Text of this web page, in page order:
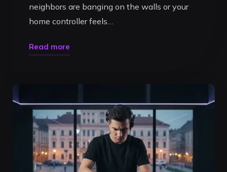
neighbors are banging on the walls or your
home controller feels…
Read more"Master
Ultimate
Guide
to
Finding
a